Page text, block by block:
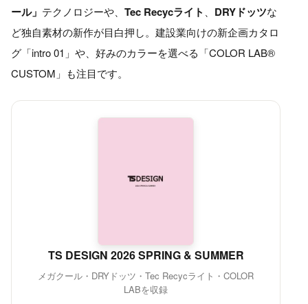
ール」 テクノロジーや、 Tec Recycライト DRYドッツな
ど独自素材の新作が目白押し。建設業向けの新企画カタロ
グ「intro 01」や、好みのカラーを選べる「COLOR LAB®
CUSTOM」も注目です。
TS DESIGN 2026 SPRING & SUMMER
メガクール・DRYドッツ・Tec Recycライト・COLOR
LABを収録